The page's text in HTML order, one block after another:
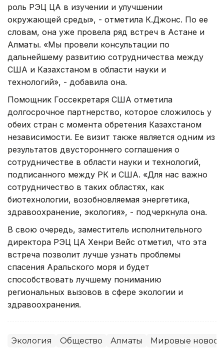
роль РЭЦ ЦА в изучении и улучшении
окружающей среды», - отметила К.Джонс. По ее
словам, она уже провела ряд встреч в Астане и
Алматы. «Мы провели консультации по
дальнейшему развитию сотрудничества между
США и Казахстаном в области науки и
технологий», - добавила она.
Помощник Госсекретаря США отметила
долгосрочное партнерство, которое сложилось у
обеих стран с момента обретения Казахстаном
независимости. Ее визит также является одним из
результатов двустороннего соглашения о
сотрудничестве в области науки и технологий,
подписанного между РК и США. «Для нас важно
сотрудничество в таких областях, как
биотехнологии, возобновляемая энергетика,
здравоохранение, экология», - подчеркнула она.
В свою очередь, заместитель исполнительного
директора РЭЦ ЦА Хенри Вейс отметил, что эта
встреча позволит лучше узнать проблемы
спасения Аральского моря и будет
способствовать лучшему пониманию
региональных вызовов в сфере экологии и
здравоохранения.
Экология Общество Алматы Мировые